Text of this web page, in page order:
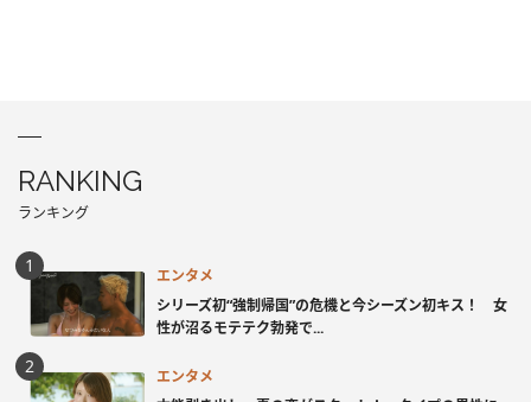
RANKING
ランキング
エンタメ
シリーズ初“強制帰国”の危機と今シーズン初キス！ 女
性が沼るモテテク勃発で...
エンタメ